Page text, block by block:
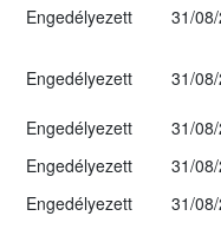
Engedélyezett 31/
Engedélyezett
31/
Engedélyezett
31/
Engedélyezett
31/
Engedélyezett 31/